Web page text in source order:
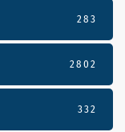
283
2802
332